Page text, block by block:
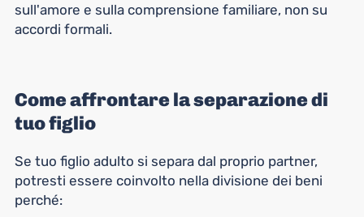
sull'amore e sulla comprensione familiare, non su
accordi formali.
Come affrontare la separazione di
tuo figlio
Se tuo figlio adulto si separa dal proprio partner,
potresti essere coinvolto nella divisione dei beni
perché: